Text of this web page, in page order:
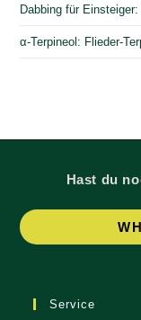
Dabbing für
α-Terpineol: Flieder-
Hast du
Service